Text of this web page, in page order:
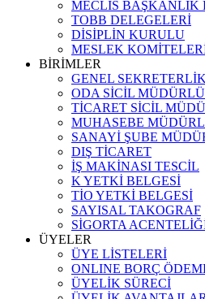
MECLİS BAŞKANLIK
TOBB DELEGELERİ
DİSİPLİN KURULU
MESLEK
BİRİMLER
GENEL SEKRETERLİK
ODA SİCİL
TİCARET SİCİL
MUHASEBE
SANAYİ ŞUBE
DIŞ TİCARET
İŞ MAKİNASI TESCİL
K YETKİ BELGESİ
TİO YETKİ BELGESİ
SAYISAL TAKOGRAF
SİGORTA
ÜYELER
ÜYE LİSTELERİ
ONLINE BORÇ
ÜYELİK SÜRECİ